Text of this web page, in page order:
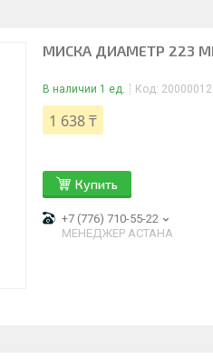
МИСКА ДИАМЕТР 223
В наличии 1 ед. Код:
1 638 ₸
Купить
+7 (776) 710-55-22
МЕНЕДЖЕР АСТАНА